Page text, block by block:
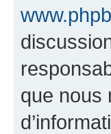
que nous